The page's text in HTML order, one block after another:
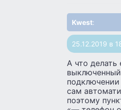
Kwest:
25.12.2019 в
А что делать
подключении
сам
поэтому